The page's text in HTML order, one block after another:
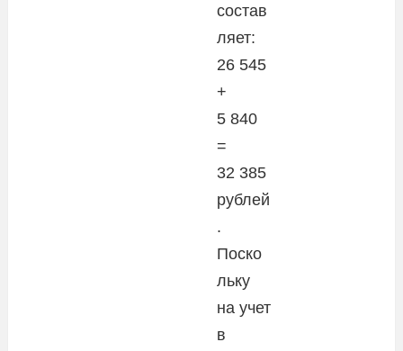
состав
ляет:
26 545
+
5 840
=
32 385
рублей
.
Поско
льку
на учет
в